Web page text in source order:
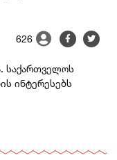
626
საქართველოს
ინტერესებს